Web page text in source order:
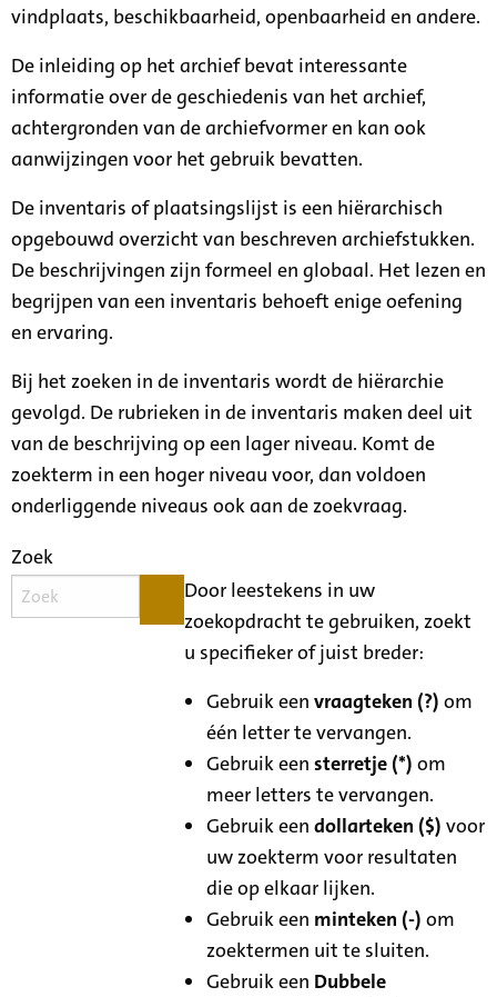
vindplaats, beschikbaarheid, openbaarheid en andere.
De inleiding op het archief bevat interessante
informatie over de geschiedenis van het archief,
achtergronden van de archiefvormer en kan ook
aanwijzingen voor het gebruik bevatten.
De inventaris of plaatsingslijst is een hiërarchisch
opgebouwd overzicht van beschreven archiefstukken.
De beschrijvingen zijn formeel en globaal. Het lezen en
begrijpen van een inventaris behoeft enige oefening
en ervaring.
Bij het zoeken in de inventaris wordt de hiërarchie
gevolgd. De rubrieken in de inventaris maken deel uit
van de beschrijving op een lager niveau. Komt de
zoekterm in een hoger niveau voor, dan voldoen
onderliggende niveaus ook aan de zoekvraag.
Zoek
Door leestekens in uw
zoekopdracht te gebruiken, zoekt
u specifieker of juist breder:
Gebruik eenvraagteken (?) om
één letter te vervangen.
Gebruik eensterretje (*) om
meer letters te vervangen.
Gebruik eendollarteken ($) voor
uw zoekterm voor resultaten
die op elkaar lijken.
Gebruik een minteken (-) om
zoektermen uit te sluiten.
Gebruik een Dubbele